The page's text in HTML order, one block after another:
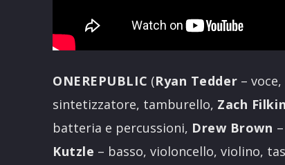
ONEREPUBLIC (Ryan Tedder –
sintetizzatore, tamburello, Zach
batteria e percussioni, Drew Brown
Kutzle – basso, violoncello, violino,